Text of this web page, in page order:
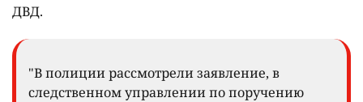
ДВД.
"В полиции рассмотрели заявление, в
следственном управлении по поручению